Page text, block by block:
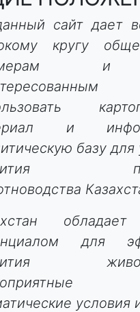
сайт дает
кругу
и
и
базу для
для
условия